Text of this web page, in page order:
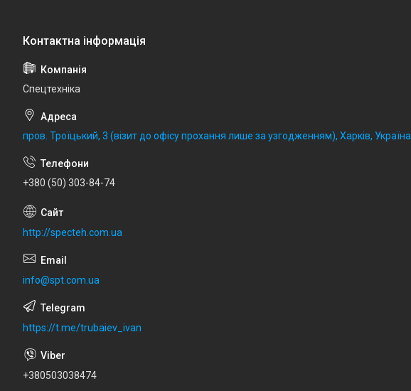
Спецтехніка
пров. Троїцький, 3 (візит до офісу прохання лише за узгодженням), Харків, Україна
+380 (50) 303-84-74
http://specteh.com.ua
info@spt.com.ua
https://t.me/trubaiev_ivan
+380503038474